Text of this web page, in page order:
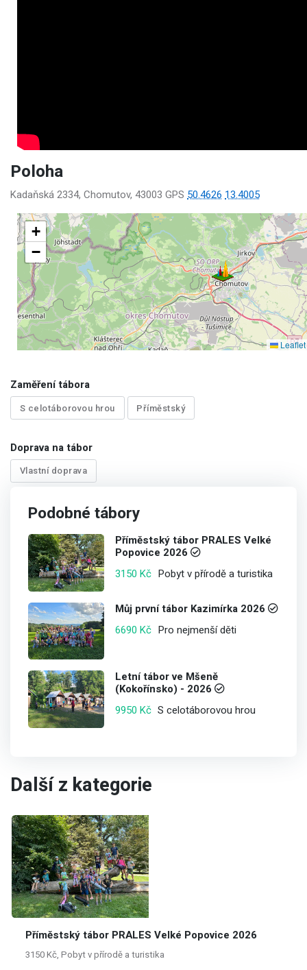
Podobné tábory
Příměstský tábor PRALES Velké
Popovice 2026
3150 Kč Pobyt v přírodě a turistika
Můj první tábor Kazimírka 2026
6690 Kč Pro nejmenší děti
Letní tábor ve Mšeně
(Kokořínsko) - 2026
9950 Kč S celotáborovou hrou
Poloha
Kadaňská 2334, Chomutov, 43003 GPS 50.4626 13.4005
+
−
Leaflet
Zaměření tábora
S celotáborovou hrou Příměstský
Doprava na tábor
Vlastní doprava
Další z kategorie
Příměstský tábor PRALES Velké Popovice 2026
3150 Kč, Pobyt v přírodě a turistika